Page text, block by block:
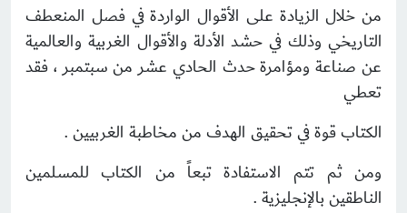
من خلال الزيادة على الأقوال الواردة في فصل المنعطف
التاريخي وذلك في حشد الأدلة والأقوال الغربية والعالمية
عن صناعة ومؤامرة حدث الحادي عشر من سبتمبر ، فقد
تعطي
الكتاب قوة في تحقيق الهدف من مخاطبة الغربيين .
ومن ثم تتم الاستفادة تبعاً من الكتاب للمسلمين
الناطقين بالإنجليزية .